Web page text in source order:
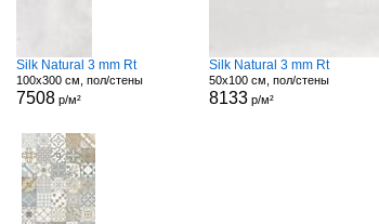
Silk Natural 3 mm Rt
100x300 см, пол/стены
7508 р/м²
Silk Natural 3 mm Rt
50x100 см, пол/стены
8133р/м²